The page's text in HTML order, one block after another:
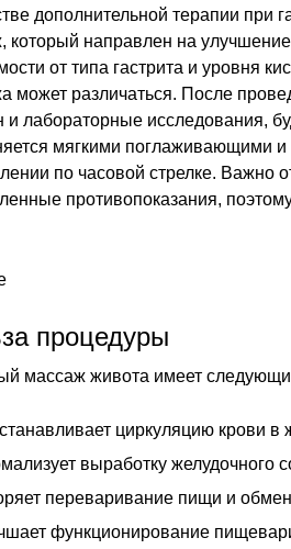
дополнительной терапии при
который направлен на
от типа гастрита и уровня
может различаться. После
и лабораторные исследования,
мягкими поглаживающими
по часовой стрелке. Важно
противопоказания,
процедуры
массаж живота имеет
циркуляцию крови в
выработку желудочного
переваривание пищи и
функционирование